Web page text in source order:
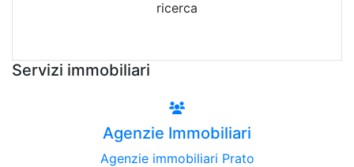
ricerca
Servizi immobiliari
Agenzie Immobiliari
Agenzie immobiliari Prato